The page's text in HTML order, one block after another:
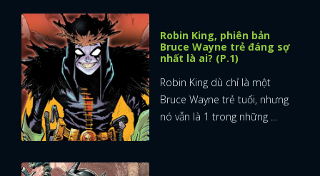
Robin King, phiên bản
Bruce Wayne trẻ đáng sợ
nhất là ai? (P.1)
Robin King dù chỉ là một
Bruce Wayne trẻ tuổi, nhưng
nó vẫn là 1 trong những ...